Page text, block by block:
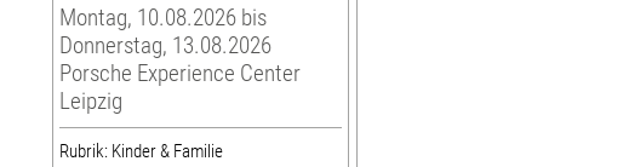
Montag, 10.08.2026 bis
Donnerstag, 13.08.2026
Porsche Experience Center
Leipzig
Rubrik: Kinder & Familie